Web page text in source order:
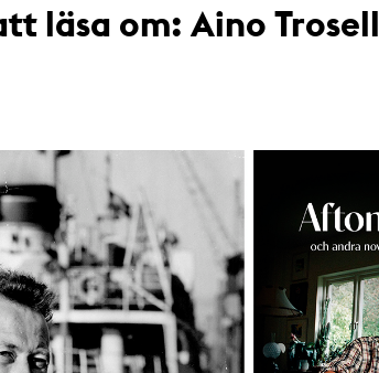
läsa om:Aino Trosell